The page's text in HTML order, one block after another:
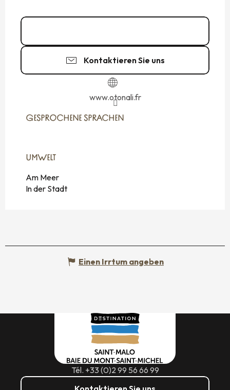
Kontaktieren Sie uns
www.otonali.fr
GESPROCHENE SPRACHEN
GESPROCHENE SPRACHEN
UMWELT
UMWELT
Am Meer
In der Stadt
Einen Irrtum angeben
Tél. +33 (0)2 99 56 66 99